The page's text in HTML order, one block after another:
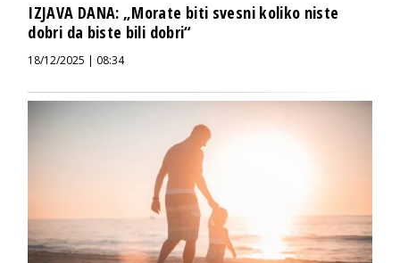
IZJAVA DANA: „Morate biti svesni koliko niste
dobri da biste bili dobri“
18/12/2025 | 08:34